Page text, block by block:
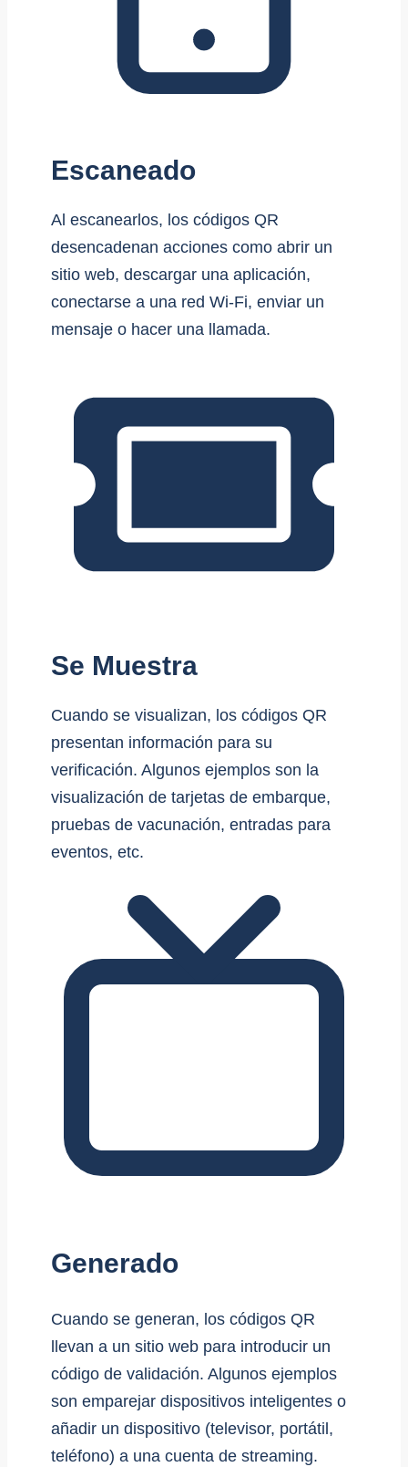
Escaneado
Al escanearlos, los códigos QR
desencadenan acciones como abrir un
sitio web, descargar una aplicación,
conectarse a una red Wi-Fi, enviar un
mensaje o hacer una llamada.
Se Muestra
Cuando se visualizan, los códigos QR
presentan información para su
verificación. Algunos ejemplos son la
visualización de tarjetas de embarque,
pruebas de vacunación, entradas para
eventos, etc.
Generado
Cuando se generan, los códigos QR
llevan a un sitio web para introducir un
código de validación. Algunos ejemplos
son emparejar dispositivos inteligentes o
añadir un dispositivo (televisor, portátil,
teléfono) a una cuenta de streaming.